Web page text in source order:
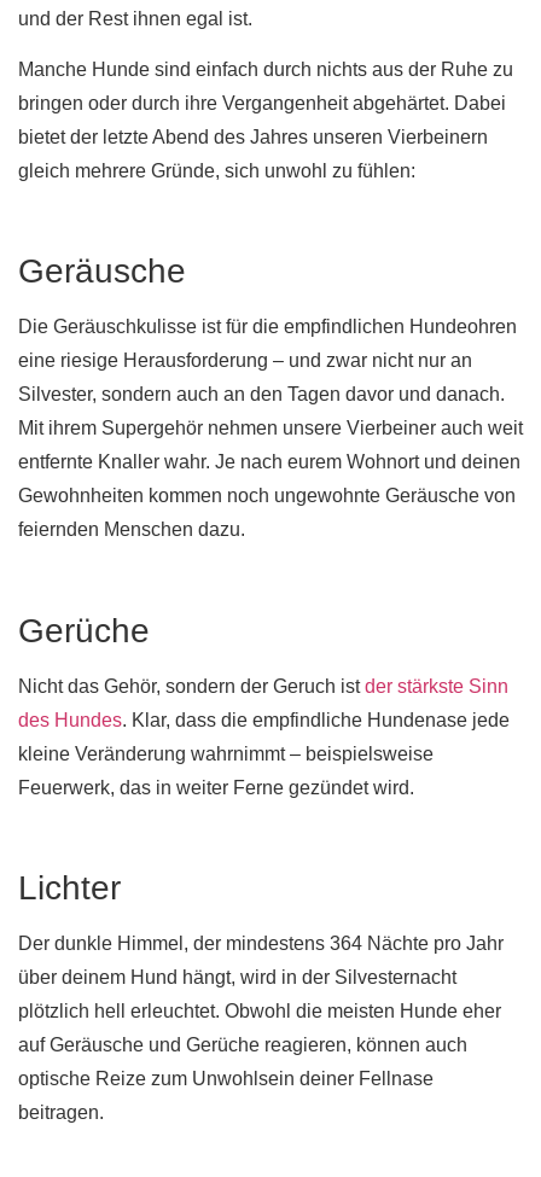
und der Rest ihnen egal ist.
Manche Hunde sind einfach durch nichts aus der Ruhe zu
bringen oder durch ihre Vergangenheit abgehärtet. Dabei
bietet der letzte Abend des Jahres unseren Vierbeinern
gleich mehrere Gründe, sich unwohl zu fühlen:
Geräusche
Die Geräuschkulisse ist für die empfindlichen Hundeohren
eine riesige Herausforderung – und zwar nicht nur an
Silvester, sondern auch an den Tagen davor und danach.
Mit ihrem Supergehör nehmen unsere Vierbeiner auch weit
entfernte Knaller wahr. Je nach eurem Wohnort und deinen
Gewohnheiten kommen noch ungewohnte Geräusche von
feiernden Menschen dazu.
Gerüche
Nicht das Gehör, sondern der Geruch istder stärkste Sinn
des Hundes. Klar, dass die empfindliche Hundenase jede
kleine Veränderung wahrnimmt – beispielsweise
Feuerwerk, das in weiter Ferne gezündet wird.
Lichter
Der dunkle Himmel, der mindestens 364 Nächte pro Jahr
über deinem Hund hängt, wird in der Silvesternacht
plötzlich hell erleuchtet. Obwohl die meisten Hunde eher
auf Geräusche und Gerüche reagieren, können auch
optische Reize zum Unwohlsein deiner Fellnase
beitragen.